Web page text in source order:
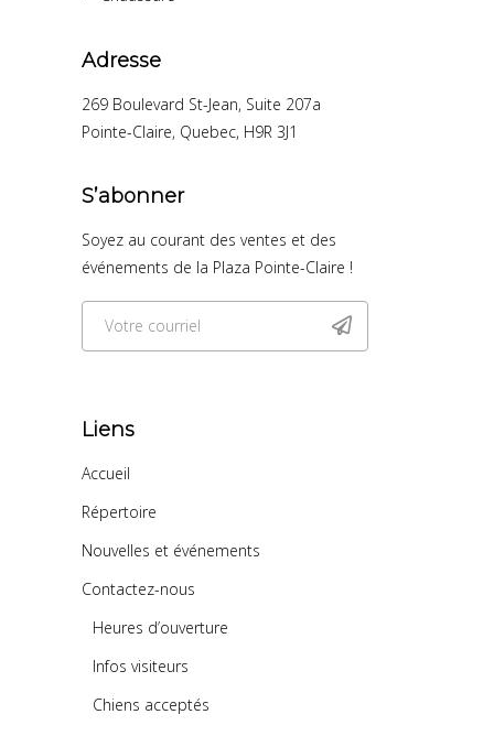
Adresse
269 Boulevard St-Jean, Suite 207a
Pointe-Claire, Quebec, H9R 3J1
S’abonner
Soyez au courant des ventes et des
événements de la Plaza Pointe-Claire !
Liens
Accueil
Répertoire
Nouvelles et événements
Contactez-nous
Heures d’ouverture
Infos visiteurs
Chiens acceptés